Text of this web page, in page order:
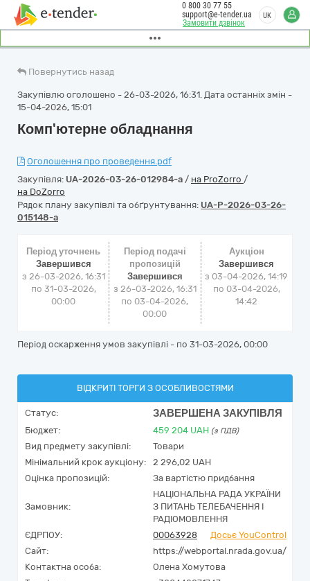
Замовити дзвінок
0 800 30 77 55
support@e-tender.ua
UK
Повернутись назад
Закупівлю оголошено - 26-03-2026, 16:31. Дата останніх змін -
15-04-2026, 15:01
Комп'ютерне обладнання
Оголошення про проведення.pdf
Закупівля: UA-2026-03-26-012984-a / на ProZorro /
на DoZorro
Рядок плану закупівлі та обґрунтування: UA-P-2026-03-26-
015148-a
Період уточнень
Завершився
з 26-03-2026, 16:31
по 31-03-2026,
00:00
Період подачі
пропозицій
Завершився
з 26-03-2026, 16:31
по 03-04-2026,
00:00
Аукціон
Завершився
з 03-04-2026, 14:19
по 03-04-2026,
14:42
Період оскарження умов закупівлі - по 31-03-2026, 00:00
ВІДКРИТІ ТОРГИ З ОСОБЛИВОСТЯМИ
Статус: ЗАВЕРШЕНА ЗАКУПІВЛЯ
Бюджет: 459 204 UAH (з ПДВ)
Вид предмету закупівлі:
Товари
Мінімальний крок аукціону:
2 296,02 UAH
Оцінка пропозицій:
За вартістю придбання
Замовник:
НАЦІОНАЛЬНА РАДА УКРАЇНИ
З ПИТАНЬ ТЕЛЕБАЧЕННЯ І
РАДІОМОВЛЕННЯ
ЄДРПОУ:
00063928
Досьє YouControl
Сайт:
https://webportal.nrada.gov.ua/
Контактна особа:
Олена Хомутова